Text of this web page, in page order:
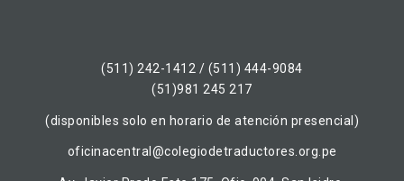
(511) 242-1412 / (511) 444-9084
(51)981 245 217
(disponibles solo en horario de atención presencial)
oficinacentral@colegiodetraductores.org.pe